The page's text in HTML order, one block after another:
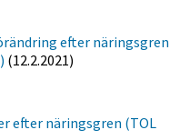
efter näringsgren
(12.2.2021)
efter näringsgren (TOL